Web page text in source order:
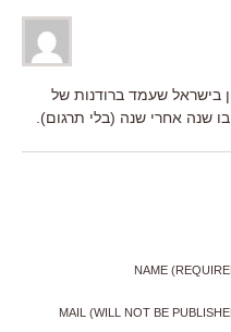
בישראל שעמד ברודנות של
שנה אחרי שנה (בלי תרגום).
NAME
MAIL (WILL NOT BE